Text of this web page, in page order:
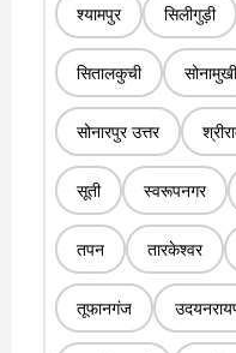
श्यामपुर सिलीगुड़ी
सितालकुची सोनामुखी
सोनारपुर उत्तर
सूती स्वरूपनगर
तपन तारकेश्वर
तूफानगंज